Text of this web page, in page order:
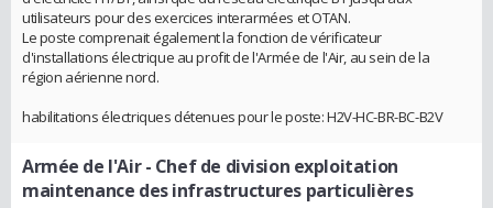
utilisateurs pour des exercices interarmées et OTAN.
Le poste comprenait également la fonction de vérificateur
d'installations électrique au profit de l'Armée de l'Air, au sein de la
région aérienne nord.
habilitations électriques détenues pour le poste: H2V-HC-BR-BC-B2V
Armée de l'Air- Chef de division exploitation
maintenance des infrastructures particulières